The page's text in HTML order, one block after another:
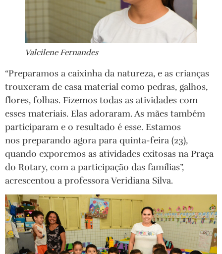
Valcilene Fernandes
“Preparamos a caixinha da natureza, e as crianças
trouxeram de casa material como pedras, galhos,
flores, folhas. Fizemos todas as atividades com
esses materiais. Elas adoraram. As mães também
participaram e o resultado é esse. Estamos
nos preparando agora para quinta-feira (23),
quando exporemos as atividades exitosas na Praça
do Rotary, com a participação das famílias”,
acrescentou a professora Veridiana Silva.